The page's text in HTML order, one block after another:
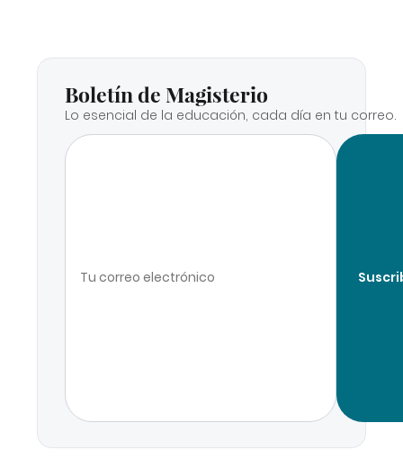
Boletín de Magisterio
Lo esencial de la educación, cada día en tu correo.